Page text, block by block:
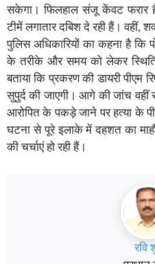
सकेगा। फिलहाल संजू केंवट फरार
टीमें लगातार दबिश दे रही हैं। वहीं,
पुलिस अधिकारियों का कहना है कि
के तरीके और समय को लेकर
बताया कि प्रकरण की डायरी पीएम
सुपुर्द की जाएगी। आगे की जांच
आरोपित के पकड़े जाने पर हत्या के
घटना से पूरे इलाके में दहशत का
की चर्चाएं हो रही हैं।
रवि